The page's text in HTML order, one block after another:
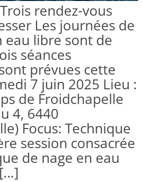
Trois rendez-vous
Les journées de
eau libre sont de
séances
prévues cette
7 juin 2025 Lieu :
de Froidchapelle
4, 6440
Focus: Technique
session consacrée
de nage en eau